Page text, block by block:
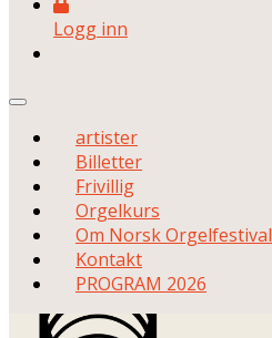
Logg inn
artister
Billetter
Frivillig
Orgelkurs
Om Norsk Orgelfestival
Kontakt
PROGRAM 2026